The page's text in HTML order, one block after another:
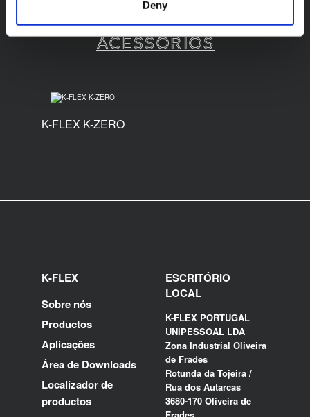
Deny
Acessórios
K-FLEX K-ZERO
K-FLEX
Sobre nós
Productos
Aplicações
Área de Downloads
Localizador de
productos
ESCRITÓRIO
LOCAL
K-FLEX PORTUGAL
UNIPESSOAL LDA
Zona Industrial Oliveira
de Frades
Rotunda da Tojeira /
Rua dos Autarcas
3680-170 Oliveira de